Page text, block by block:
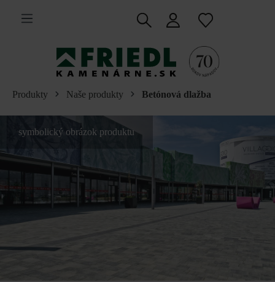
hlavný obsah
Produkty Naše produkty Betónová dlažba
symbolický obrázok produktu